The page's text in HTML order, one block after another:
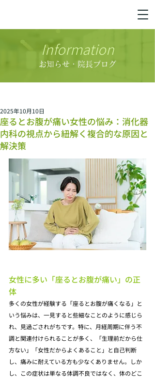
Information
お知らせ・院長ブログ
座るとお腹が痛い女性の悩み：消化器
内科の視点から紐解く複合的な原因と
解決策
2025年10月10日
女性に多い「座るとお腹が痛い」の正
体
多くの女性が経験する「座るとお腹が痛くなる」と
いう悩みは、一見すると些細なことのように感じら
れ、見過ごされがちです。特に、月経周期に伴う不
調と関連付けられることが多く、「生理前だから仕
方ない」「女性だからよくあること」と自己判断
し、痛みに耐えている方も少なくありません。しか
し、この症状は単なる体調不良ではなく、体のどこ